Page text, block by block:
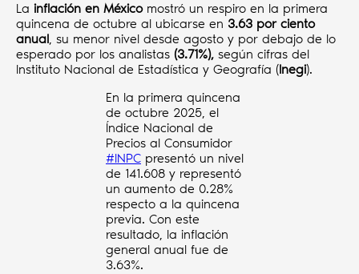
La inflación en México mostró un respiro en la primera
quincena de octubre al ubicarse en 3.63 por ciento
anual, su menor nivel desde agosto y por debajo de lo
esperado por los analistas (3.71%), según cifras del
Instituto Nacional de Estadística y Geografía (Inegi).
En la primera quincena
de octubre 2025, el
Índice Nacional de
Precios al Consumidor
#INPC presentó un nivel
de 141.608 y representó
un aumento de 0.28%
respecto a la quincena
previa. Con este
resultado, la inflación
general anual fue de
3.63%.